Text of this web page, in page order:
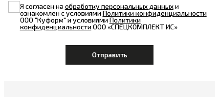
Я согласен наобработку персональных данныхи
ознакомлен с условиямиПолитики конфиденциальности
ООО "Куформ" и условиямиПолитики
конфиденциальностиООО «СПЕЦКОМПЛЕКТ ИС»